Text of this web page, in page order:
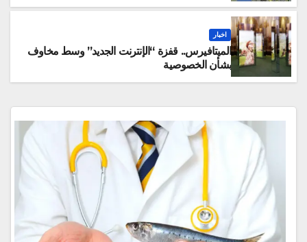
اخبار
الميتافيرس.. قفزة “الإنترنت الجديد” وسط مخاوف
بشأن الخصوصية